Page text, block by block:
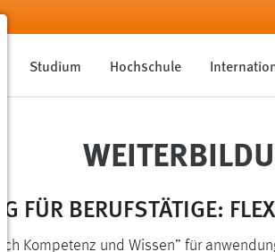
Studium Hochschule
FÜR BERUFSTÄTIGE:
Kompetenz und Wissen” für